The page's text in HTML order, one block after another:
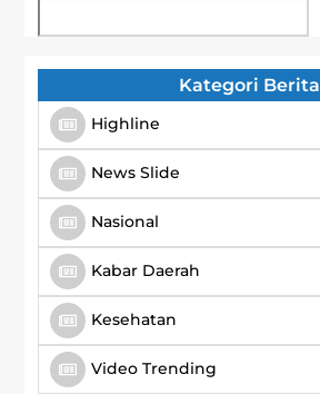
Kategori Berita
Highline
News Slide
Nasional
Kabar Daerah
Kesehatan
Video Trending